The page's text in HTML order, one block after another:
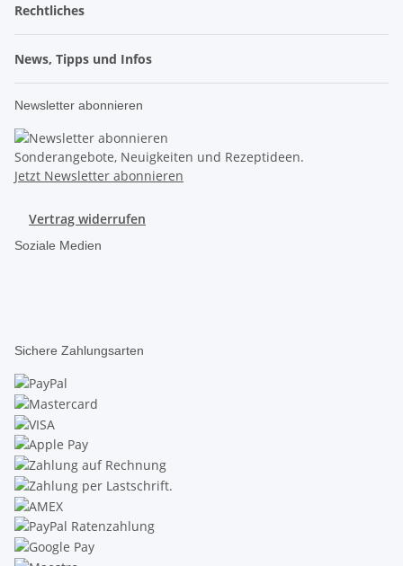
Rechtliches
News, Tipps und Infos
Newsletter abonnieren
Sonderangebote, Neuigkeiten und Rezeptideen.
Jetzt Newsletter abonnieren
Vertrag widerrufen
Soziale Medien
Sichere Zahlungsarten